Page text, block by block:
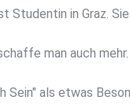
Studentin in Graz.
man auch
Sein" als etwas